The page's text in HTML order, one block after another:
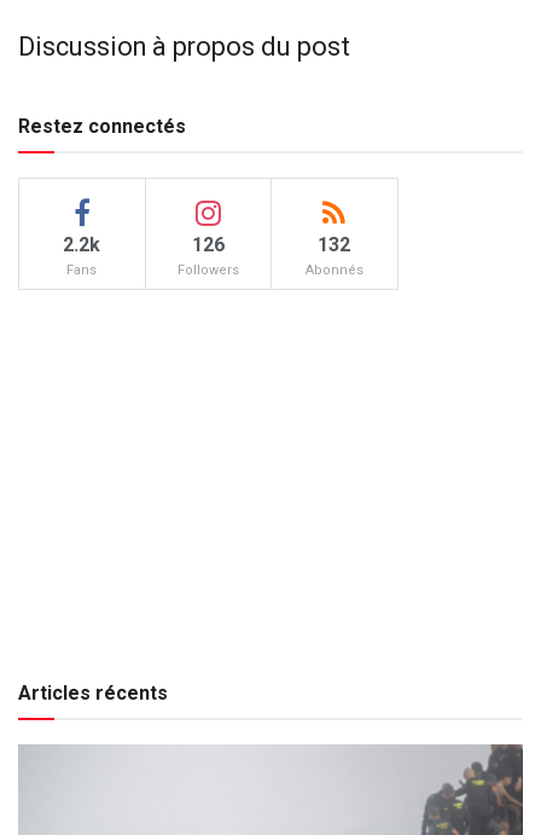
Discussion à propos du post
Restez connectés
2.2k
Fans
126
Followers
132
Abonnés
Articles récents